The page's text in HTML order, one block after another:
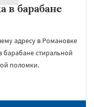
барабане
адресу в Романовке
стиральной
поломки.